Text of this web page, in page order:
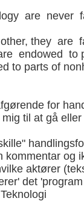
are never
they are
endowed to
to parts of
for
til at gå
kommentar og
aktører
det